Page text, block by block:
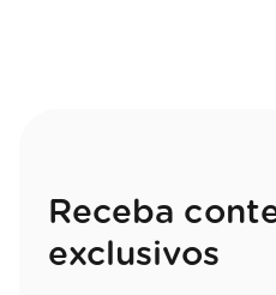
Receba
exclusivos